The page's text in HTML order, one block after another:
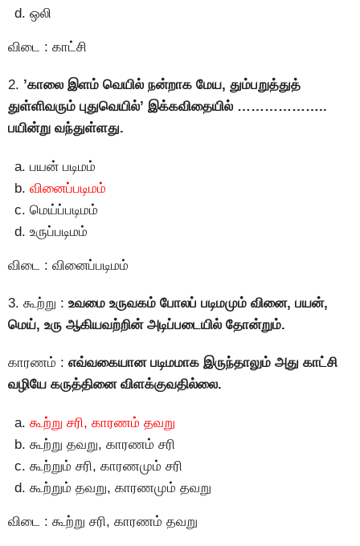
ஒலி
விடை : காட்சி
2. ’காலை இளம் வெயில் நன்றாக மேய, தும்பறுத்துத்
துள்ளிவரும் புதுவெயில்’ இக்கவிதையில் ………………..
பயின்று வந்துள்ளது.
பயன் படிமம்
வினைப்படிமம்
மெய்ப்படிமம்
உருப்படிமம்
விடை : வினைப்படிமம்
3. கூற்று : உவமை உருவகம் போலப் படிமமும் வினை, பயன்,
மெய், உரு ஆகியவற்றின் அடிப்படையில் தோன்றும்.
காரணம் : எவ்வகையான படிமமாக இருந்தாலும் அது காட்சி
வழியே கருத்தினை விளக்குவதில்லை.
கூற்று சரி, காரணம் தவறு
கூற்று தவறு, காரணம் சரி
கூற்றும் சரி, காரணமும் சரி
கூற்றும் தவறு, காரணமும் தவறு
விடை : கூற்று சரி, காரணம் தவறு